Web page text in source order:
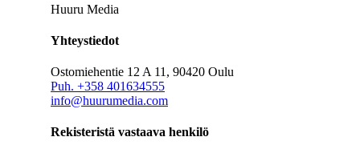
Huuru Media
Yhteystiedot
Ostomiehentie 12 A 11, 90420 Oulu
Puh. +358 401634555
info@huurumedia.com
Rekisteristä vastaava henkilö